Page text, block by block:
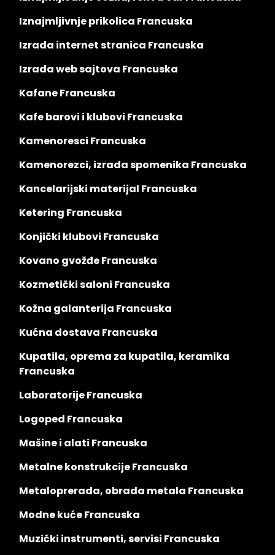
Iznajmljivnje prikolica Francuska
Izrada internet stranica Francuska
Izrada web sajtova Francuska
Kafane Francuska
Kafe barovi i klubovi Francuska
Kamenoresci Francuska
Kamenorezci, izrada spomenika Francuska
Kancelarijski materijal Francuska
Ketering Francuska
Konjički klubovi Francuska
Kovano gvožđe Francuska
Kozmetički saloni Francuska
Kožna galanterija Francuska
Kućna dostava Francuska
Kupatila, oprema za kupatila, keramika
Francuska
Laboratorije Francuska
Logoped Francuska
Mašine i alati Francuska
Metalne konstrukcije Francuska
Metaloprerada, obrada metala Francuska
Modne kuće Francuska
Muzički instrumenti, servisi Francuska